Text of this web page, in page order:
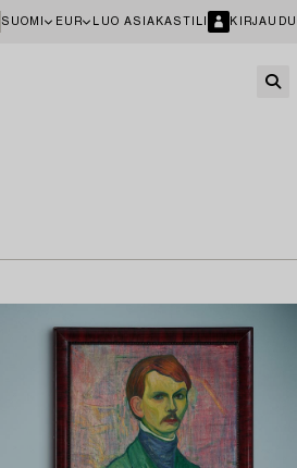
SUOMI EUR LUO ASIAKASTILI KIRJAUDU